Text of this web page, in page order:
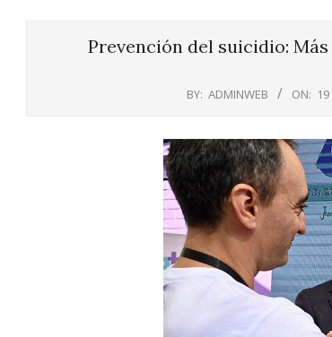
Prevención del suicidio:
BY: ADMINWEB ON: